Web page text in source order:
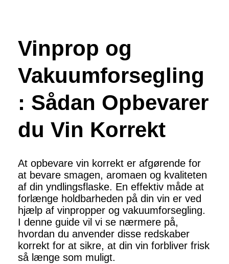
Vinprop og
Vakuumforsegling
: Sådan Opbevarer
du Vin Korrekt
At opbevare vin korrekt er afgørende for
at bevare smagen, aromaen og kvaliteten
af din yndlingsflaske. En effektiv måde at
forlænge holdbarheden på din vin er ved
hjælp af vinpropper og vakuumforsegling.
I denne guide vil vi se nærmere på,
hvordan du anvender disse redskaber
korrekt for at sikre, at din vin forbliver frisk
så længe som muligt.